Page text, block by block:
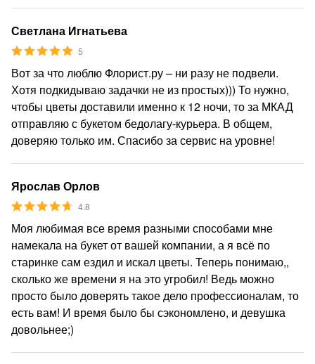
Светлана Игнатьева
5
Вот за что люблю Флорист.ру – ни разу не подвели.
Хотя подкидываю задачки не из простых))) То нужно,
чтобы цветы доставили именно к 12 ночи, то за МКАД
отправляю с букетом бедолагу-курьера. В общем,
доверяю только им. Спасибо за сервис на уровне!
Ярослав Орлов
4.8
Моя любимая все время разными способами мне
намекала на букет от вашей компании, а я всё по
старинке сам ездил и искал цветы. Теперь понимаю,,
сколько же времени я на это угробил! Ведь можно
просто было доверять такое дело профессионалам, то
есть вам! И время было бы сэкономлено, и девушка
довольнее;)